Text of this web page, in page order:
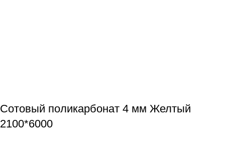
Сотовый поликарбонат 4 мм Желтый
2100*6000